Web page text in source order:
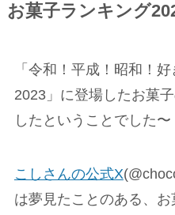
お菓子ランキング
「令和！平成！昭和！
2023」に登場したお菓子
したということでした〜
こしさんの公式X
は夢見たことのある、お